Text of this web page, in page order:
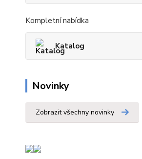
Kompletní nabídka
Katalog
Novinky
Zobrazit všechny novinky